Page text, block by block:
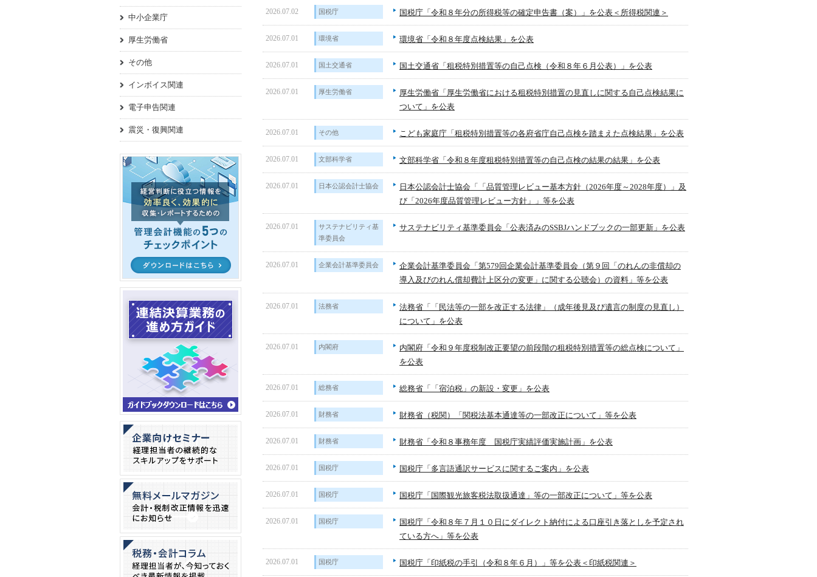
2026.07.02 国税庁 国税庁「令和８年分の所得税等の確定申告書（案）」を公表＜所得税関連＞
2026.07.01 環境省 環境省「令和８年度点検結果」を公表
2026.07.01 国土交通省 国土交通省「租税特別措置等の自己点検（令和８年６月公表）」を公表
2026.07.01 厚生労働省
厚生労働省「厚生労働省における租税特別措置の見直しに関する自己点検結果に
ついて」を公表
2026.07.01 その他 こども家庭庁「租税特別措置等の各府省庁自己点検を踏まえた点検結果」を公表
2026.07.01 文部科学省 文部科学省「令和８年度租税特別措置等の自己点検の結果の結果」を公表
2026.07.01 日本公認会計士協会
日本公認会計士協会「「品質管理レビュー基本方針（2026年度～2028年度）」及
び「2026年度品質管理レビュー方針」」等を公表
2026.07.01
サステナビリティ基
準委員会
サステナビリティ基準委員会「公表済みのSSBJハンドブックの一部更新」を公表
2026.07.01 企業会計基準委員会
企業会計基準委員会「第579回企業会計基準委員会（第９回「のれんの非償却の
導入及びのれん償却費計上区分の変更」に関する公聴会）の資料」等を公表
2026.07.01 法務省
法務省「「民法等の一部を改正する法律」（成年後見及び遺言の制度の見直し）
について」を公表
2026.07.01 内閣府
内閣府「令和９年度税制改正要望の前段階の租税特別措置等の総点検について」
を公表
2026.07.01 総務省 総務省「「宿泊税」の新設・変更」を公表
2026.07.01 財務省 財務省（税関）「関税法基本通達等の一部改正について」等を公表
2026.07.01 財務省 財務省「令和８事務年度 国税庁実績評価実施計画」を公表
2026.07.01 国税庁 国税庁「多言語通訳サービスに関するご案内」を公表
2026.07.01 国税庁 国税庁「国際観光旅客税法取扱通達」等の一部改正について」等を公表
2026.07.01 国税庁
国税庁「令和８年７月１０日にダイレクト納付による口座引き落としを予定され
ている方へ」等を公表
2026.07.01 国税庁 国税庁「印紙税の手引（令和８年６月）」等を公表＜印紙税関連＞
中小企業庁
厚生労働省
その他
インボイス関連
電子申告関連
震災・復興関連